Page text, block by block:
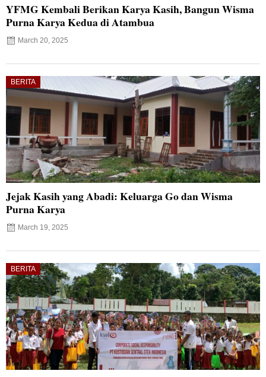
YFMG Kembali Berikan Karya Kasih, Bangun Wisma
Purna Karya Kedua di Atambua
March 20, 2025
BERITA
Jejak Kasih yang Abadi: Keluarga Go dan Wisma
Purna Karya
March 19, 2025
BERITA